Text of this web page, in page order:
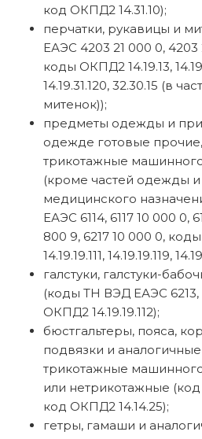
код ОКПД2 14.31.10);
перчатки, рукавицы и
ЕАЭС 4203 21 000 0, 4203
коды ОКПД2 14.19.13,
14.19.31.120, 32.30.15 (в
митенок));
предметы одежды и
одежде готовые
трикотажные
(кроме частей одежды
медицинского
ЕАЭС 6114, 6117 10 000 0,
800 9, 6217 10 000 0,
14.19.19.111, 14.19.19.119,
галстуки, галстуки-
(коды ТН ВЭД ЕАЭС 6213,
ОКПД2 14.19.19.112);
бюстгальтеры, пояса,
подвязки и
трикотажные
или нетрикотажные
код ОКПД2 14.14.25);
гетры, гамаши и